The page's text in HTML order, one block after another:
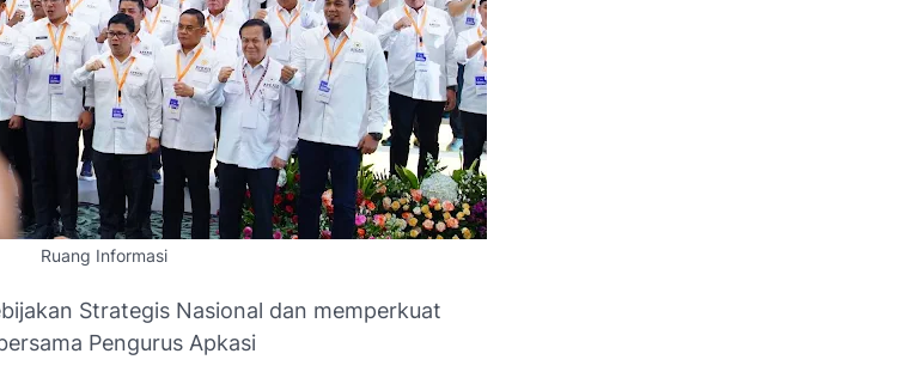
Ruang Informasi
Strategis Nasional dan memperkuat
Pengurus Apkasi